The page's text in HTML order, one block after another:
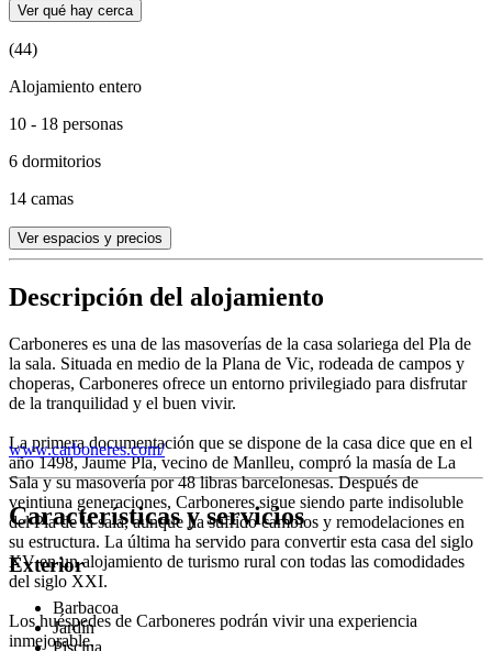
Ver qué hay cerca
(44)
Alojamiento entero
10 - 18 personas
6 dormitorios
14 camas
Ver espacios y precios
Descripción del alojamiento
Carboneres es una de las masoverías de la casa solariega del Pla de
la sala. Situada en medio de la Plana de Vic, rodeada de campos y
choperas, Carboneres ofrece un entorno privilegiado para disfrutar
de la tranquilidad y el buen vivir.
La primera documentación que se dispone de la casa dice que en el
año 1498, Jaume Pla, vecino de Manlleu, compró la masía de La
Sala y su masovería por 48 libras barcelonesas. Después de
veintiuna generaciones, Carboneres sigue siendo parte indisoluble
del Pla de la sala, aunque ha sufrido cambios y remodelaciones en
su estructura. La última ha servido para convertir esta casa del siglo
XV en un alojamiento de turismo rural con todas las comodidades
del siglo XXI.
Los huéspedes de Carboneres podrán vivir una experiencia
inmejorable.
www.carboneres.com/
Características y servicios
Exterior
Barbacoa
Jardín
Piscina